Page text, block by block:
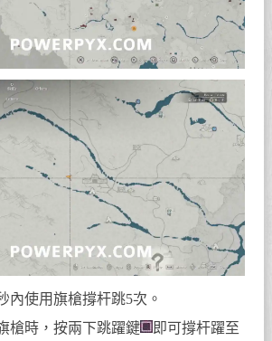
內使用旗槍撐杆跳5次。
槍時，按兩下跳躍鍵
即可撐杆躍至